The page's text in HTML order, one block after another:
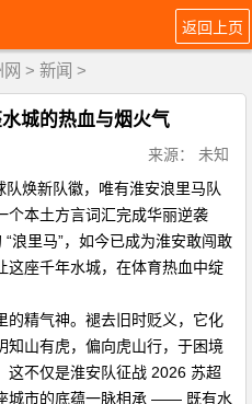
返回上页
> 新闻 >
城的热血与烟火气
来源： 未知
焕新队徽，唯有淮安浪里马队
个本土方言词汇完成华丽逆袭
浪里马”，如今已成为淮安敢闯敢
这座千年水城，在体育热血中绽
的精气神。褪去旧时贬义，它化
知山有虎，偏向虎山行，于困境
这不仅是淮安队征战 2026 苏超
城市的底蕴一脉相承 —— 既有水